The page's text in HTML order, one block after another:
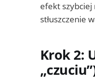
efekt szybciej
stłuszczenie
Krok 2: